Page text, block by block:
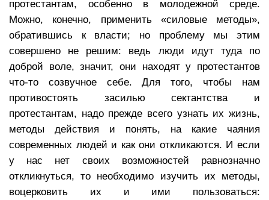
протестантам, особенно в молодежной среде.
Можно, конечно, применить «силовые методы»,
обратившись к власти; но проблему мы этим
совершено не решим: ведь люди идут туда по
доброй воле, значит, они находят у протестантов
что-то созвучное себе. Для того, чтобы нам
противостоять засилью сектантства и
протестантам, надо прежде всего узнать их жизнь,
методы действия и понять, на какие чаяния
современных людей и как они откликаются. И если
у нас нет своих возможностей равнозначно
откликнуться, то необходимо изучить их методы,
воцерковить их и ими пользоваться: